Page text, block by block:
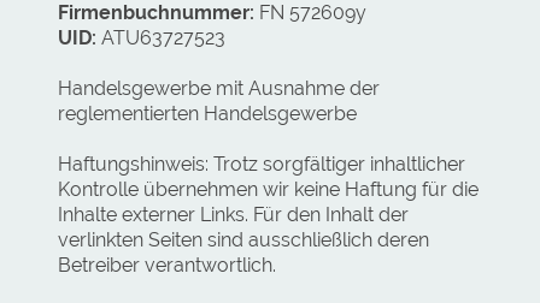
Firmenbuchnummer: FN 572609y
UID: ATU63727523
Handelsgewerbe mit Ausnahme der
reglementierten Handelsgewerbe
Haftungshinweis: Trotz sorgfältiger inhaltlicher
Kontrolle übernehmen wir keine Haftung für die
Inhalte externer Links. Für den Inhalt der
verlinkten Seiten sind ausschließlich deren
Betreiber verantwortlich.